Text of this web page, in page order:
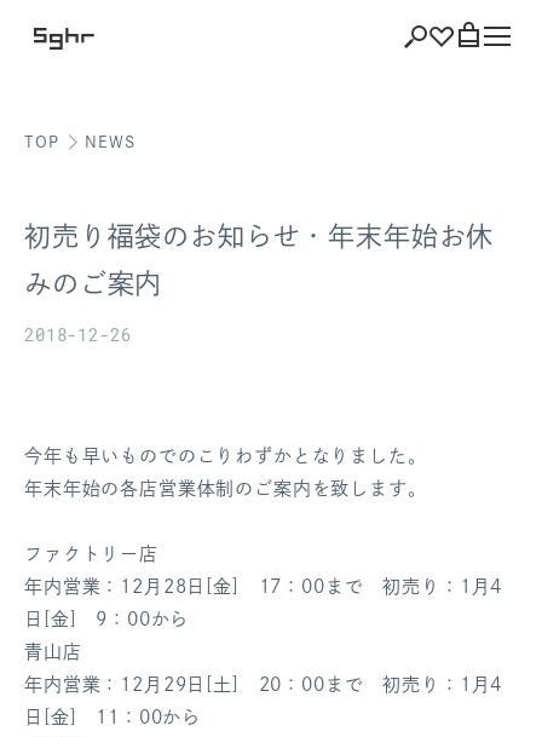
ショッピング バッグを見る
ポイント
ログアウト
TOP NEWS
初売り福袋のお知らせ・年末年始お休
みのご案内
2018-12-26
今年も早いものでのこりわずかとなりました。
年末年始の各店営業体制のご案内を致します。
ファクトリー店
年内営業：12月28日[金] 17：00まで 初売り：1月4
日[金] 9：00から
青山店
年内営業：12月29日[土] 20：00まで 初売り：1月4
日[金] 11：00から